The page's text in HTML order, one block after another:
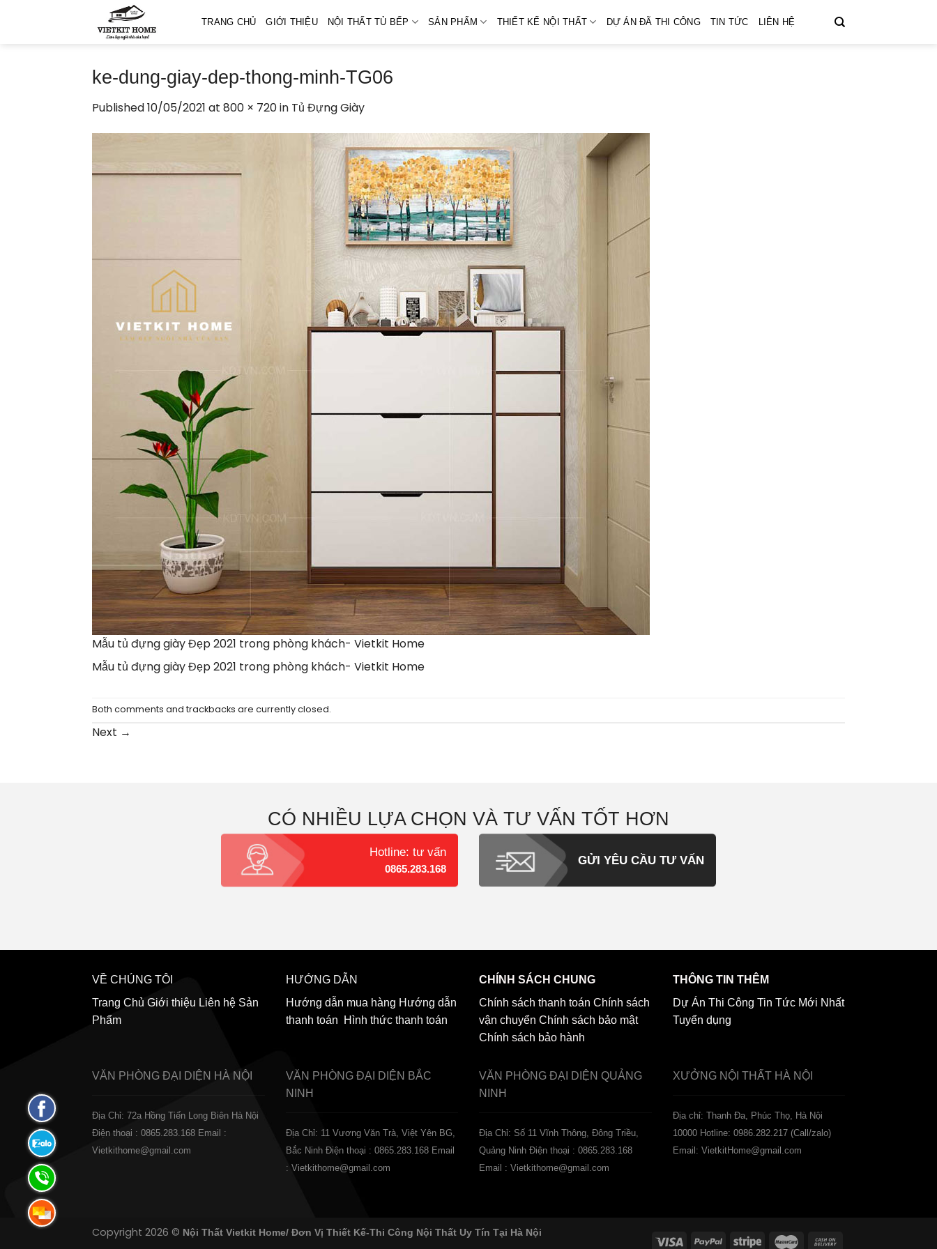
TRANG CHỦ GIỚI THIỆU NỘI THẤT TỦ BẾP SẢN PHẨM THIẾT KẾ NỘI THẤT DỰ ÁN ĐÃ THI CÔNG TIN TỨC LIÊN HỆ
ke-dung-giay-dep-thong-minh-TG06
Published10/05/2021 at 800 × 720in Tủ Đựng Giày
Mẫu tủ đựng giày Đẹp 2021 trong phòng khách- Vietkit Home
Mẫu tủ đựng giày Đẹp 2021 trong phòng khách- Vietkit Home
Both comments and trackbacks are currently closed.
Next →
CÓ NHIỀU LỰA CHỌN VÀ TƯ VẤN TỐT HƠN
Hotline: tư vấn
0865.283.168
GỬI YÊU CẦU TƯ VẤN
VỀ CHÚNG TÔI
Trang Chủ Giới thiệu Liên hệ Sản
Phẩm
HƯỚNG DẪN
Hướng dẫn mua hàng Hướng dẫn
thanh toán
Hình thức thanh toán
CHÍNH SÁCH CHUNG
Chính sách thanh toán Chính sách
vận chuyển Chính sách bảo mật
Chính sách bảo hành
THÔNG TIN THÊM
Dự Án Thi Công Tin Tức Mới Nhất
Tuyển dụng
VĂN PHÒNG ĐẠI DIỆN HÀ NỘI
Địa Chỉ: 72a Hồng Tiến Long Biên Hà Nội
Điện thoại : 0865.283.168 Email :
Vietkithome@gmail.com
VĂN PHÒNG ĐẠI DIỆN BẮC
NINH
Địa Chỉ: 11 Vương Văn Trà, Việt Yên BG,
Bắc Ninh Điện thoại : 0865.283.168 Email
: Vietkithome@gmail.com
VĂN PHÒNG ĐẠI DIỆN QUẢNG
NINH
Địa Chỉ: Số 11 Vĩnh Thông, Đông Triều,
Quảng Ninh Điện thoại : 0865.283.168
Email : Vietkithome@gmail.com
XƯỞNG NỘI THẤT HÀ NỘI
️Địa chỉ: Thanh Đa, Phúc Thọ, Hà Nội
10000 Hotline: 0986.282.217 (Call/zalo)
Email: VietkitHome@gmail.com
Copyright 2026 © Nội Thất Vietkit Home/ Đơn Vị Thiết Kế-Thi Công Nội Thất Uy Tín Tại Hà Nội
Fanpage
Facebook
Zalo:
0865.283.168
Hotline:
0865.283.168
Hotline:
0865.283.168